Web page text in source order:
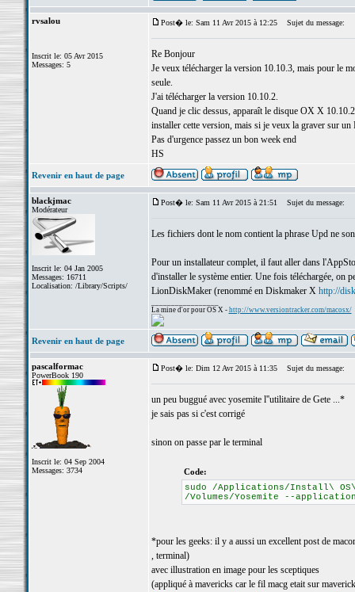
rvsalou
Inscrit le: 05 Avr 2015
Messages: 5
Post� le: Sam 11 Avr 2015 à 12:25 Sujet du message:
Re Bonjour
Je veux télécharger la version 10.10.3, mais pour le
seule.
J'ai télécharger la version 10.10.2.
Quand je clic dessus, apparaît le disque OX X
installer cette version, mais si je veux la graver sur
Pas d'urgence passez un bon week end
HS
Revenir en haut de page
blackjmac
Modérateur
Inscrit le: 04 Jan 2005
Messages: 16711
Localisation: /Library/Scripts/
Post� le: Sam 11 Avr 2015 à 21:51 Sujet du message:
Les fichiers dont le nom contient la phrase Upd ne
Pour un installateur complet, il faut aller dans
d'installer le système entier. Une fois téléchargée, on
LionDiskMaker (renommé en Diskmaker X http://
La mine d'or pour OS X - http://www.versiontracker.com/macosx/
Revenir en haut de page
pascalformac
PowerBook 190
Inscrit le: 04 Sep 2004
Messages: 3734
Post� le: Dim 12 Avr 2015 à 11:35 Sujet du message:
un peu buggué avec yosemite l''utilitaire de Gete ...*
je sais pas si c'est corrigé
sinon on passe par le terminal
Code:
sudo /Applications/Install\ OS\
/Volumes/Yosemite --
*pour les geeks: il y a aussi un excellent post de
, terminal)
avec illustration en image pour les sceptiques
(appliqué à mavericks car le fil macg etait sur